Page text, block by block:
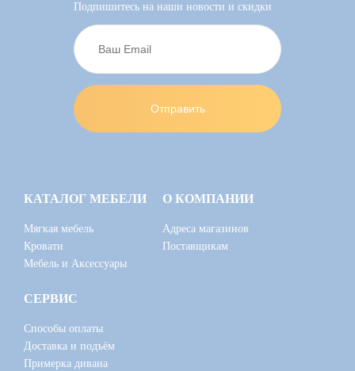
Подпишитесь на наши новости и скидки
КАТАЛОГ МЕБЕЛИ
Мягкая мебель
Кровати
Мебель и Аксессуары
О КОМПАНИИ
Адреса магазинов
Поставщикам
СЕРВИС
Способы оплаты
Доставка и подъём
Примерка дивана